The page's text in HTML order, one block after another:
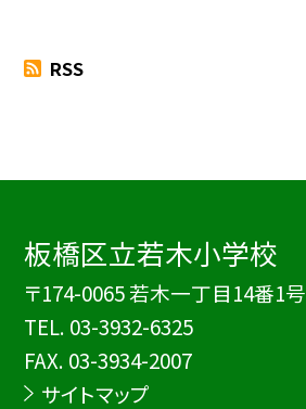
RSS
板橋区立若木小学校
〒174-0065 若木一丁目14番1号
TEL. 03-3932-6325
FAX. 03-3934-2007
サイトマップ